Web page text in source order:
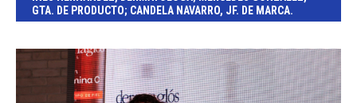
GTA. DE PRODUCTO; CANDELA NAVARRO, JF. DE MARCA.